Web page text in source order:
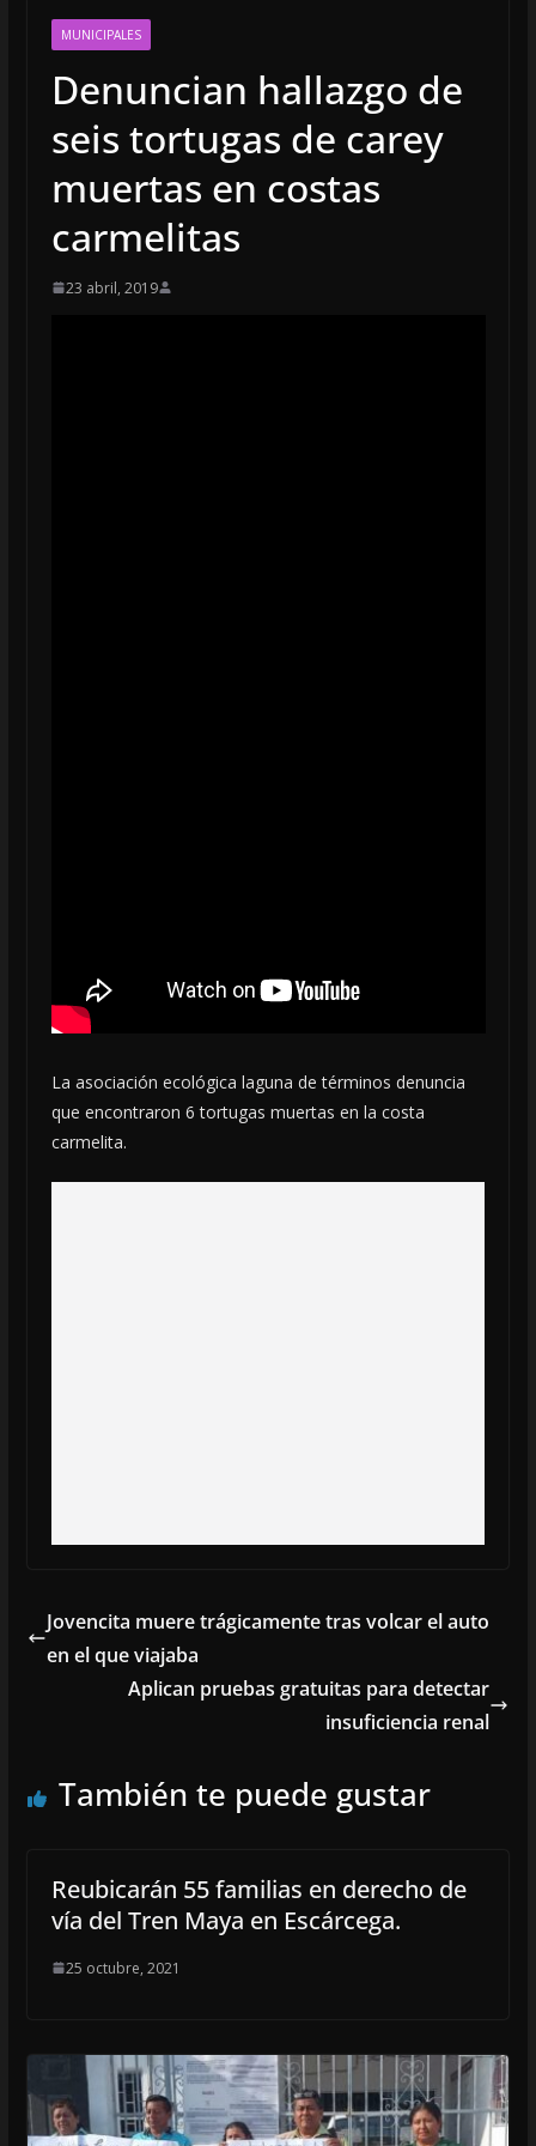
MUNICIPALES
Denuncian hallazgo de
seis tortugas de carey
muertas en costas
carmelitas
23 abril, 2019
La asociación ecológica laguna de términos denuncia
que encontraron 6 tortugas muertas en la costa
carmelita.
Jovencita muere trágicamente tras volcar el auto
en el que viajaba
Aplican pruebas gratuitas para detectar
insuficiencia renal
También te puede gustar
Reubicarán 55 familias en derecho de
vía del Tren Maya en Escárcega.
25 octubre, 2021